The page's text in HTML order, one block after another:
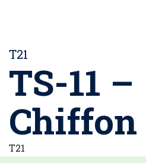
T21
TS-11 –
Chiffon
T21